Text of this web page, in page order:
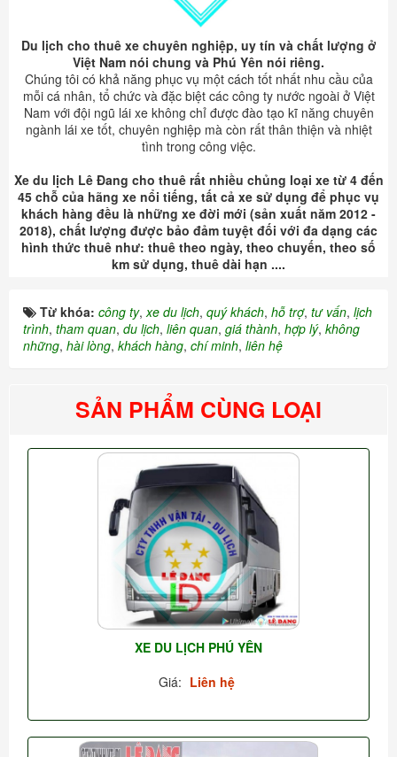
Du lịch cho thuê xe chuyên nghiệp, uy tín và chất lượng ở
Việt Nam nói chung và Phú Yên nói riêng.
Chúng tôi có khả năng phục vụ một cách tốt nhất nhu cầu của
mỗi cá nhân, tổ chức và đặc biệt các công ty nước ngoài ở Việt
Nam với đội ngũ lái xe không chỉ được đào tạo kĩ năng chuyên
ngành lái xe tốt, chuyên nghiệp mà còn rất thân thiện và nhiệt
tình trong công việc.
Xe du lịch Lê Đang cho thuê rất nhiều chủng loại xe từ 4 đến
45 chỗ của hãng xe nổi tiếng, tất cả xe sử dụng để phục vụ
khách hàng đều là những xe đời mới (sản xuất năm 2012 -
2018), chất lượng được bảo đảm tuyệt đối với đa dạng các
hình thức thuê như: thuê theo ngày, theo chuyến, theo số
km sử dụng, thuê dài hạn ....
Từ khóa: công ty, xe du lịch, quý khách, hỗ trợ, tư vấn, lịch
trình, tham quan, du lịch, liên quan, giá thành, hợp lý, không
những, hài lòng, khách hàng, chí minh, liên hệ
SẢN PHẨM CÙNG LOẠI
XE DU LỊCH PHÚ YÊN
Giá: Liên hệ